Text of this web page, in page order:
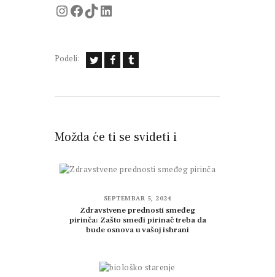
Instagram
Facebook
TikTok
LinkedIn
Podeli:
Možda će ti se svideti i
SEPTEMBAR 5, 2024
Zdravstvene prednosti smeđeg
pirinča: Zašto smeđi pirinač treba da
bude osnova u vašoj ishrani